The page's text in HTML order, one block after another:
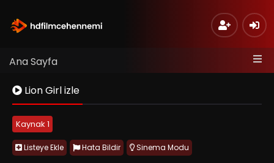
Ana Sayfa
Lion Girl izle
Kaynak 1
Listeye Ekle Hata Bildir Sinema Modu